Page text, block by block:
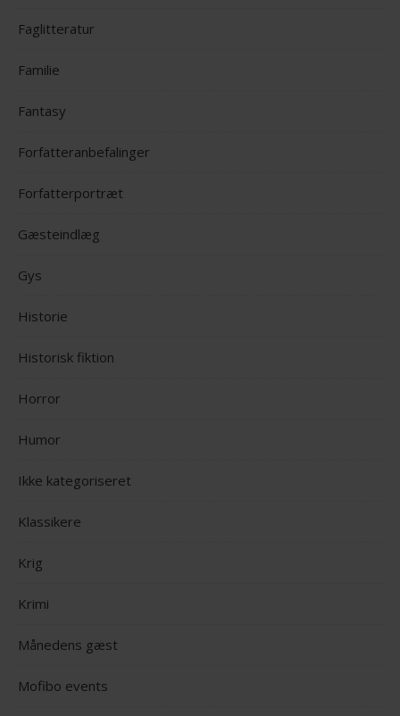
Faglitteratur
Familie
Fantasy
Forfatteranbefalinger
Forfatterportræt
Gæsteindlæg
Gys
Historie
Historisk fiktion
Horror
Humor
Ikke kategoriseret
Klassikere
Krig
Krimi
Månedens gæst
Mofibo events